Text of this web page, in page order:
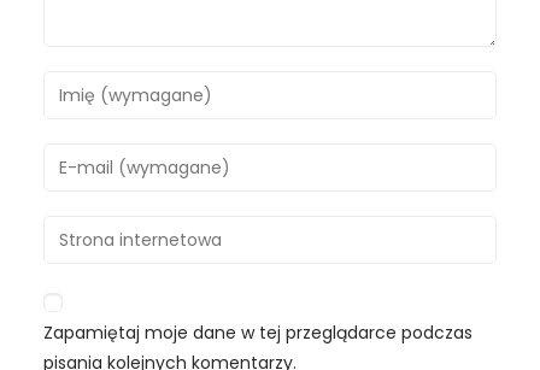
Zapamiętaj moje dane w tej przeglądarce podczas
pisania kolejnych komentarzy.